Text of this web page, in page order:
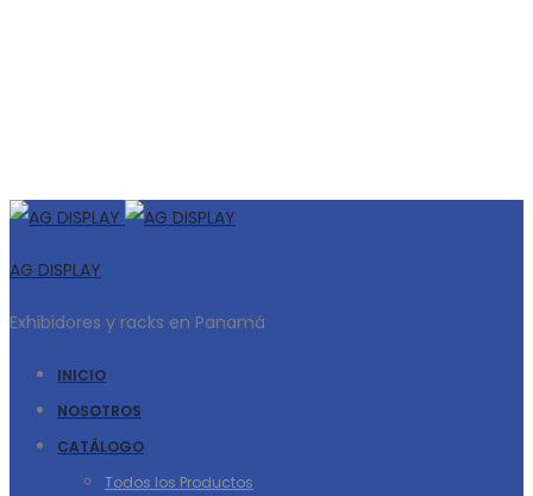
AG DISPLAY
Exhibidores y racks en Panamá
INICIO
NOSOTROS
CATÁLOGO
Todos los Productos